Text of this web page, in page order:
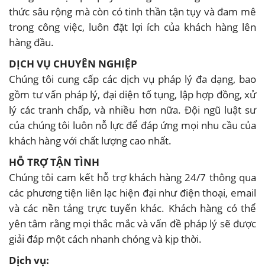
thức sâu rộng mà còn có tinh thần tận tụy và đam mê
trong công việc, luôn đặt lợi ích của khách hàng lên
hàng đầu.
DỊCH VỤ CHUYÊN NGHIỆP
Chúng tôi cung cấp các dịch vụ pháp lý đa dạng, bao
gồm tư vấn pháp lý, đại diện tố tụng, lập hợp đồng, xử
lý các tranh chấp, và nhiều hơn nữa. Đội ngũ luật sư
của chúng tôi luôn nỗ lực để đáp ứng mọi nhu cầu của
khách hàng với chất lượng cao nhất.
HỖ TRỢ TẬN TÌNH
Chúng tôi cam kết hỗ trợ khách hàng 24/7 thông qua
các phương tiện liên lạc hiện đại như điện thoại, email
và các nền tảng trực tuyến khác. Khách hàng có thể
yên tâm rằng mọi thắc mắc và vấn đề pháp lý sẽ được
giải đáp một cách nhanh chóng và kịp thời.
Dịch vụ: